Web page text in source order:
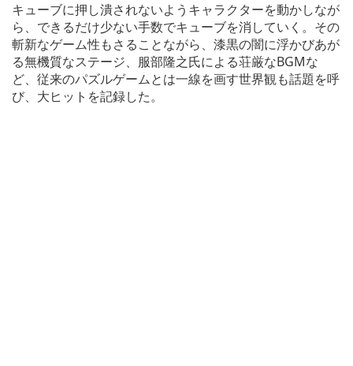
キューブに押し潰されないようキャラクターを動かしなが
ら、できるだけ少ない手数でキューブを消していく。その
斬新なゲーム性もさることながら、漆黒の闇に浮かびあが
る無機質なステージ、服部隆之氏による荘厳なBGMな
ど、従来のパズルゲームとは一線を画す世界観も話題を呼
び、大ヒットを記録した。